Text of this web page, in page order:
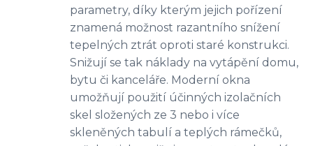
parametry, díky kterým jejich pořízení
znamená možnost razantního snížení
tepelných ztrát oproti staré konstrukci.
Snižují se tak náklady na vytápění domu,
bytu či kanceláře. Moderní okna
umožňují použití účinných izolačních
skel složených ze 3 nebo i více
skleněných tabulí a teplých rámečků,